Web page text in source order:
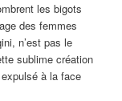
les bigots
des femmes
n’est pas le
sublime création
à la face